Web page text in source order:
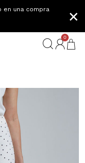
en una compra
×
0